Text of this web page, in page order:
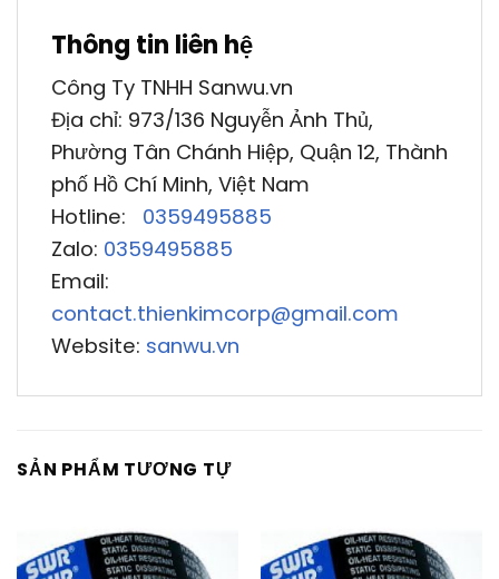
Thông tin liên hệ
Công Ty TNHH Sanwu.vn
Địa chỉ: 973/136 Nguyễn Ảnh Thủ,
Phường Tân Chánh Hiệp, Quận 12, Thành
phố Hồ Chí Minh, Việt Nam
Hotline: 0359495885
Zalo: 0359495885
Email:
contact.thienkimcorp@gmail.com
Website: sanwu.vn
SẢN PHẨM TƯƠNG TỰ